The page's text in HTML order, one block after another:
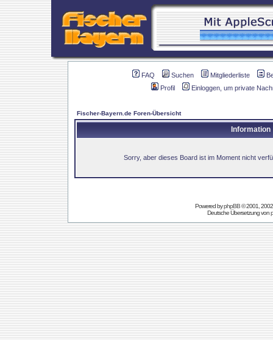
FAQ Suchen Mitgliederliste
Profil
Einloggen, um private
Fischer-Bayern.de Foren-Übersicht
Information
Sorry, aber dieses Board ist im Moment nicht
Powered byphpBB© 2001,
Deutsche Übersetzung von